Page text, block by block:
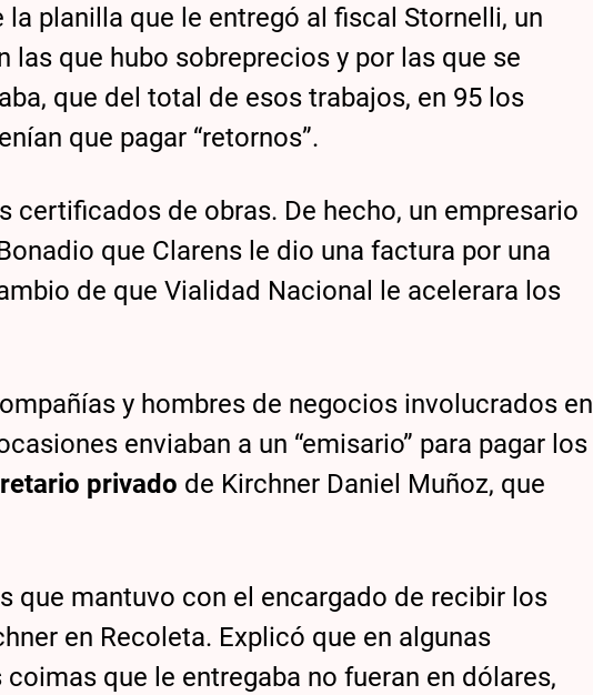
planilla que le entregó al fiscal Stornelli, un
las que hubo sobreprecios y por las que se
que del total de esos trabajos, en 95 los
que pagar “retornos”.
certificados de obras. De hecho, un empresario
que Clarens le dio una factura por una
de que Vialidad Nacional le acelerara los
y hombres de negocios involucrados en
enviaban a un “emisario” para pagar los
privado de Kirchner Daniel Muñoz, que
que mantuvo con el encargado de recibir los
en Recoleta. Explicó que en algunas
que le entregaba no fueran en dólares,